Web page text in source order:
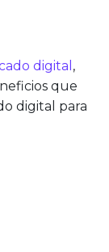
digital ,
que
digital para